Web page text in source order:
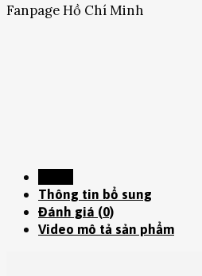
Fanpage Hồ Chí Minh
Thông tin bổ sung
Đánh giá (0)
Video mô tả sản phẩm